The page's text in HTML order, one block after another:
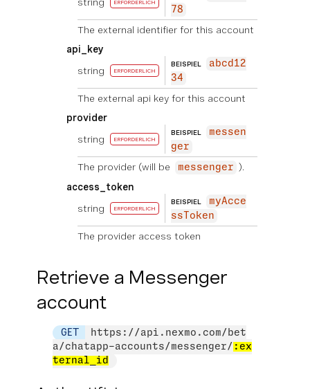
ERFORDERLICH
78
The external identifier for this account
api_key
string
ERFORDERLICH
BEISPIEL
abcd12
34
The external api key for this account
provider
string
ERFORDERLICH
BEISPIEL
messen
ger
The provider (will be messenger ).
access_token
string
ERFORDERLICH
BEISPIEL
myAcce
ssToken
The provider access token
Retrieve a Messenger
account
GET
https://api.nexmo.com/bet
a/chatapp-accounts/messenger/ :ex
ternal_id